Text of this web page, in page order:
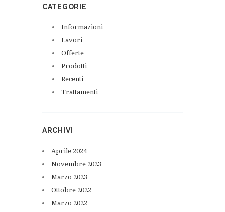
CATEGORIE
Informazioni
Lavori
Offerte
Prodotti
Recenti
Trattamenti
ARCHIVI
Aprile 2024
Novembre 2023
Marzo 2023
Ottobre 2022
Marzo 2022